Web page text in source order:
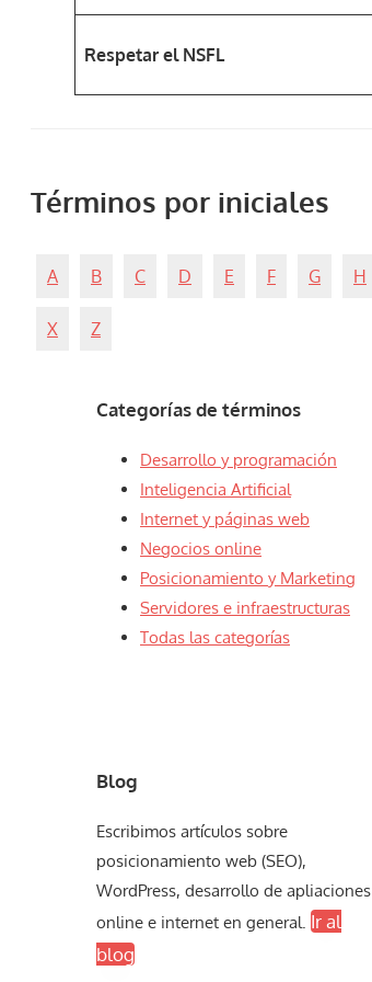
Respetar el NSFL
Términos por iniciales
A B C D E F G H
X Z
Categorías de términos
Desarrollo y programación
Inteligencia Artificial
Internet y páginas web
Negocios online
Posicionamiento y Marketing
Servidores e infraestructuras
Todas las categorías
Blog
Escribimos artículos sobre
posicionamiento web (SEO),
WordPress, desarrollo de apliaciones
online e internet en general. Ir al
blog